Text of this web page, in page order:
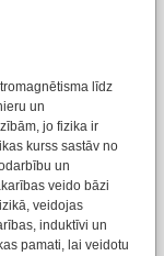
līdz
un
jo fizika ir
kurss sastāv no
un
veido bāzi
veidojas
induktīvi un
pamati, lai veidotu